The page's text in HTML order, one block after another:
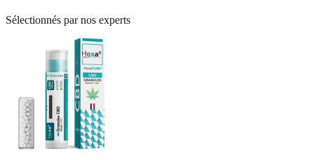
Sélectionnés par nos experts